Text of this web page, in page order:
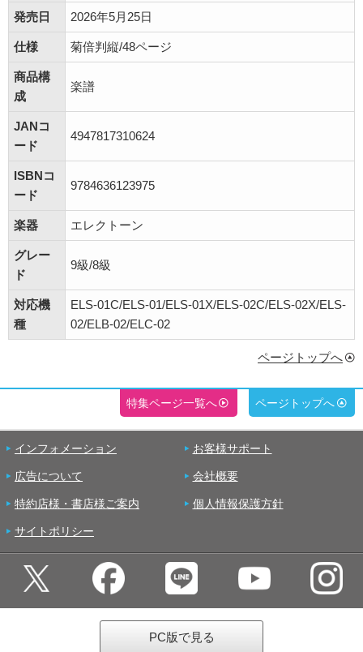
発売日 2026年5月25日
仕様 菊倍判縦/48ページ
商品構
成
楽譜
JANコ
ード
4947817310624
ISBNコ
ード
9784636123975
楽器 エレクトーン
グレー
ド
9級/8級
対応機
種
ELS-01C/ELS-01/ELS-01X/ELS-02C/ELS-02X/ELS-
02/ELB-02/ELC-02
ページトップへ
特集ページ一覧へ ページトップへ
インフォメーション お客様サポート
広告について 会社概要
特約店様・書店様ご案内 個人情報保護方針
サイトポリシー
PC版で見る